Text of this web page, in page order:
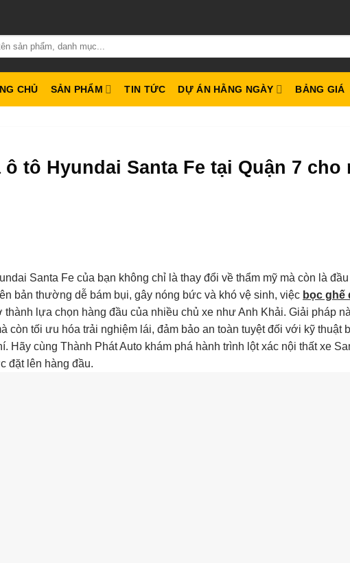
CHỦ SẢN PHẨM TIN TỨC DỰ ÁN HẰNG NGÀY BẢNG GIÁ
tô Hyundai Santa Fe tại Quận 7 cho
Santa Fe của bạn không chỉ là thay đổi về thẩm mỹ mà còn là
bản thường dễ bám bụi, gây nóng bức và khó vệ sinh, việc bọc ghế
thành lựa chọn hàng đầu của nhiều chủ xe như Anh Khải. Giải pháp
còn tối ưu hóa trải nghiệm lái, đảm bảo an toàn tuyệt đối với kỹ thuật
Hãy cùng Thành Phát Auto khám phá hành trình lột xác nội thất xe
đặt lên hàng đầu.